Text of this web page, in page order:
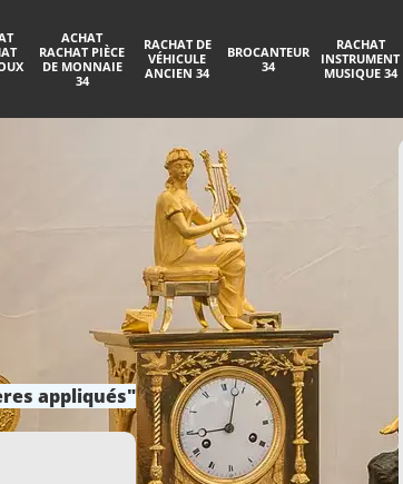
ACHAT
RACHAT PIÈCE
DE MONNAIE
34
RACHAT DE
VÉHICULE
ANCIEN 34
BROCANTEUR
34
RACHAT
INSTRUMENT
MUSIQUE 34
appliqués"